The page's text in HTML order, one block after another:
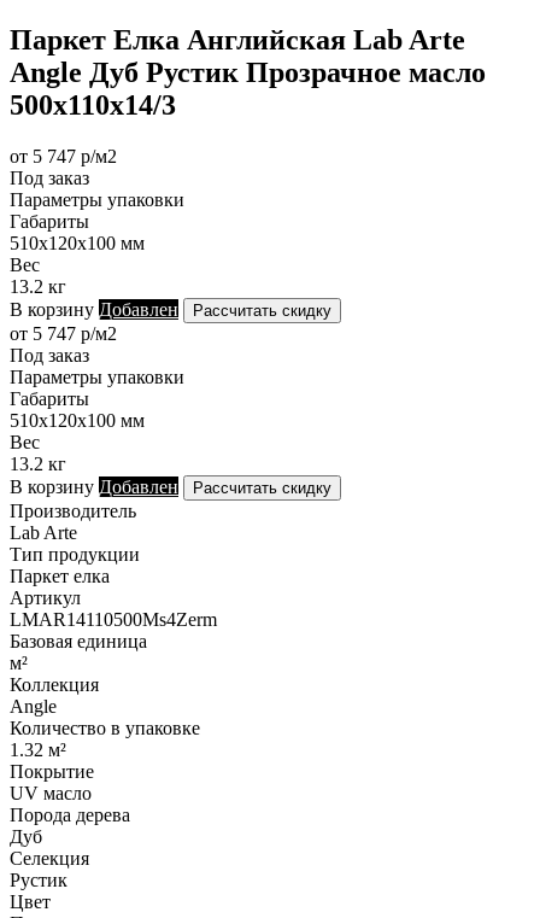
Паркет Елка Английская Lab Arte
Angle Дуб Рустик Прозрачное масло
500х110х14/3
от 5 747 р/м2
Под заказ
Параметры упаковки
Габариты
510х120х100 мм
Вес
13.2 кг
В корзину Добавлен Рассчитать скидку
от 5 747 р/м2
Под заказ
Параметры упаковки
Габариты
510х120х100 мм
Вес
13.2 кг
В корзину Добавлен Рассчитать скидку
Производитель
Lab Arte
Тип продукции
Паркет елка
Артикул
LMAR14110500Ms4Zerm
Базовая единица
м²
Коллекция
Angle
Количество в упаковке
1.32 м²
Покрытие
UV масло
Порода дерева
Дуб
Селекция
Рустик
Цвет